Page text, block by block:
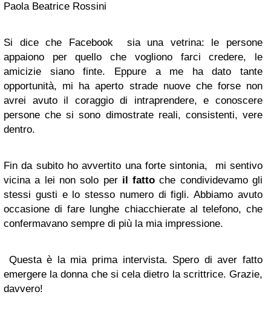
Paola Beatrice Rossini
Si dice che Facebook sia una vetrina: le persone
appaiono per quello che vogliono farci credere, le
amicizie siano finte. Eppure a me ha dato tante
opportunità, mi ha aperto strade nuove che forse non
avrei avuto il coraggio di intraprendere, e conoscere
persone che si sono dimostrate reali, consistenti, vere
dentro.
Fin da subito ho avvertito una forte sintonia, mi sentivo
vicina a lei non solo per il fatto che condividevamo gli
stessi gusti e lo stesso numero di figli. Abbiamo avuto
occasione di fare lunghe chiacchierate al telefono, che
confermavano sempre di più la mia impressione.
Questa è la mia prima intervista. Spero di aver fatto
emergere la donna che si cela dietro la scrittrice. Grazie,
davvero!